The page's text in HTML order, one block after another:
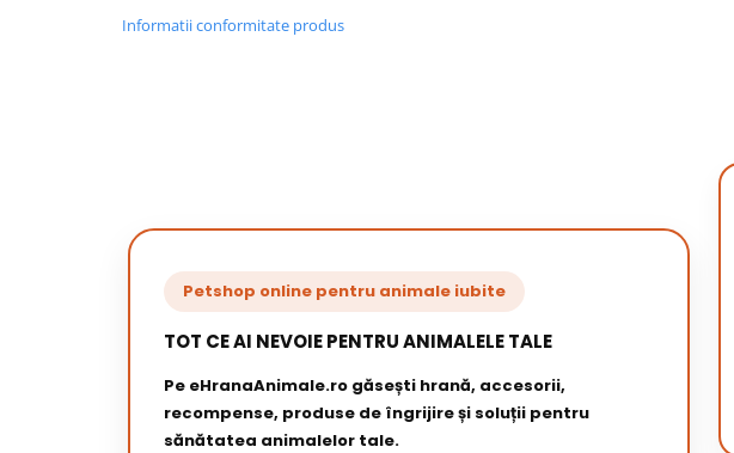
Informatii conformitate produs
Petshop online pentru animale iubite
TOT CE AI NEVOIE PENTRU ANIMALELE TALE
Pe eHranaAnimale.ro găsești hrană, accesorii,
recompense, produse de îngrijire și soluții pentru
sănătatea animalelor tale.